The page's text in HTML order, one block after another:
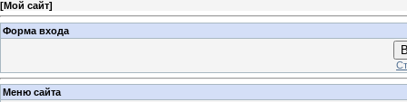
[Мой сайт]
Форма входа
Меню сайта